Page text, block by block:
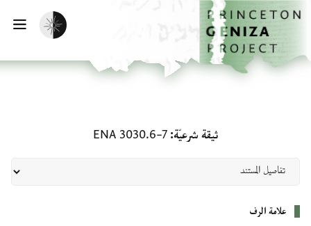
إلى المحتوى الرئيسي
الرئيسية
تفعيل الوضع المظلم
ثيقة شرعيّة ENA 3030.6–7
علامة الرف